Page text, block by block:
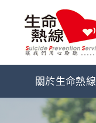
關於生命熱線